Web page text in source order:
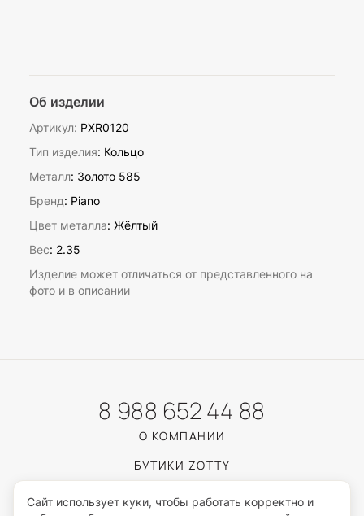
Об изделии
Артикул: PXR0120
Тип изделия: Кольцо
Металл: Золото 585
Бренд: Piano
Цвет металла: Жёлтый
Вес: 2.35
Изделие может отличаться от представленного на
фото и в описании
8 988 652 44 88
О КОМПАНИИ
БУТИКИ ZOTTY
КАТАЛОГ
Сайт использует куки, чтобы работать корректно и